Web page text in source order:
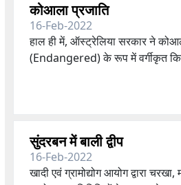
कोआला प्रजाति
16-Feb-2022
हाल ही में, ऑस्ट्रेलिया सरकार ने
(Endangered) के रूप में वर्गीकृत
सुंदरबन में बाली द्वीप
16-Feb-2022
खादी एवं ग्रामोद्योग आयोग द्वारा चरखा,